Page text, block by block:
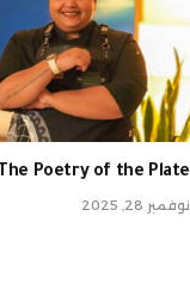
The Poetry of the Plate
نوفمبر 28, 2025